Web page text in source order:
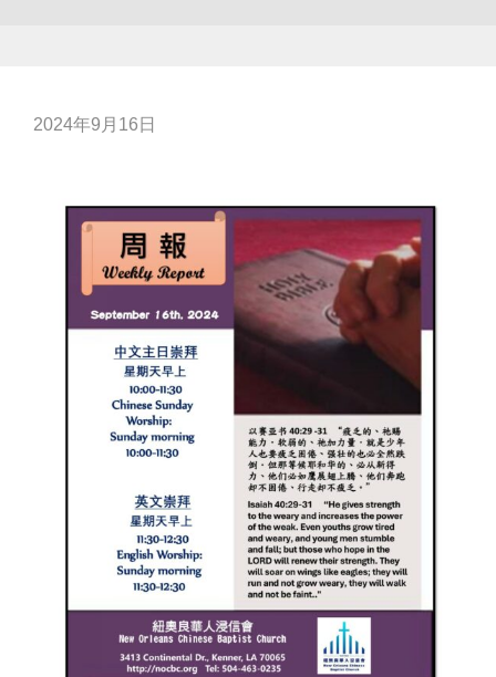
2024年9月16日